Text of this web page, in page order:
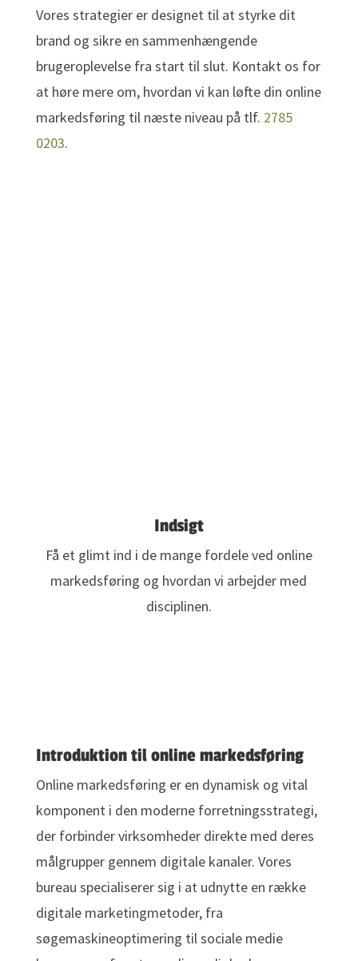
Vores strategier er designet til at styrke dit
brand og sikre en sammenhængende
brugeroplevelse fra start til slut. Kontakt os for
at høre mere om, hvordan vi kan løfte din online
markedsføring til næste niveau på tlf. 2785
0203.
Indsigt
Få et glimt ind i de mange fordele ved online
markedsføring og hvordan vi arbejder med
disciplinen.
Introduktion til online markedsføring
Online markedsføring er en dynamisk og vital
komponent i den moderne forretningsstrategi,
der forbinder virksomheder direkte med deres
målgrupper gennem digitale kanaler. Vores
bureau specialiserer sig i at udnytte en række
digitale marketingmetoder, fra
søgemaskineoptimering til sociale medie